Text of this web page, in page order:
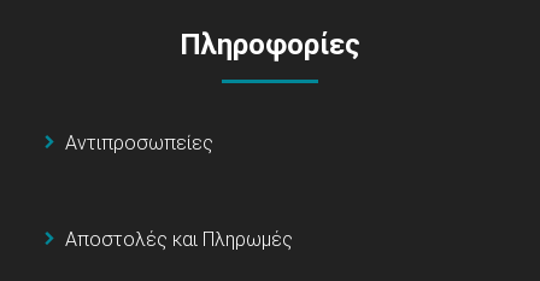
Πληροφορίες
Αντιπροσωπείες
Αποστολές και Πληρωμές